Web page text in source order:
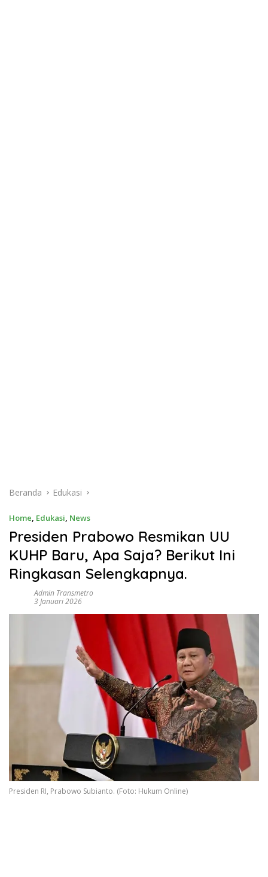
Beranda Edukasi
Home, Edukasi, News
Presiden Prabowo Resmikan UU
KUHP Baru, Apa Saja? Berikut Ini
Ringkasan Selengkapnya.
Admin Transmetro
3 Januari 2026
Presiden RI, Prabowo Subianto. (Foto: Hukum Online)